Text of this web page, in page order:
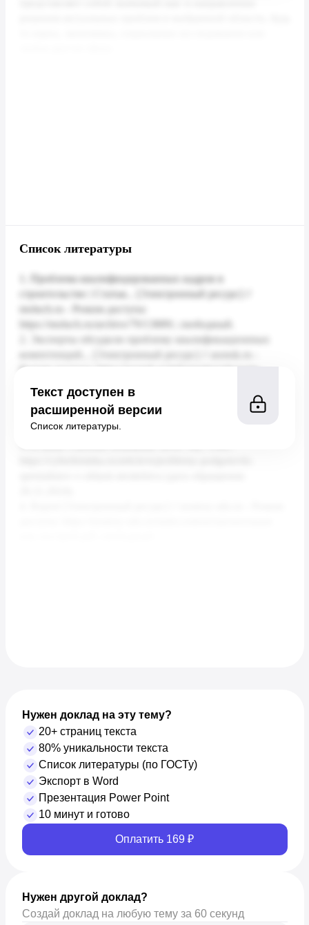
Список литературы
Текст доступен в
расширенной версии
Список литературы.
Нужен доклад на эту тему?
20+ страниц текста
80% уникальности текста
Список литературы (по ГОСТу)
Экспорт в Word
Презентация Power Point
10 минут и готово
Оплатить 169 ₽
Нужен другой доклад?
Создай доклад на любую тему за 60 секунд